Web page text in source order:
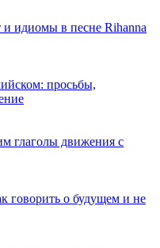
и идиомы в песне Rihanna
просьбы,
глаголы движения с
говорить о будущем и не